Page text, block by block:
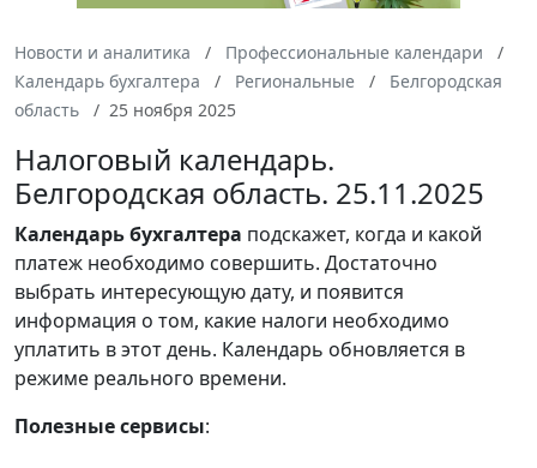
Новости и аналитика
Профессиональные календари
Календарь бухгалтера
Региональные
Белгородская
область
25 ноября 2025
Налоговый календарь.
Белгородская область. 25.11.2025
Календарьбухгалтера подскажет, когда и какой
платеж необходимо совершить. Достаточно
выбрать интересующую дату, и появится
информация о том, какие налоги необходимо
уплатить в этот день. Календарь обновляется в
режиме реального времени.
Полезные сервисы: